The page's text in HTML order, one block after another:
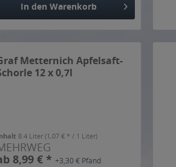
In den Warenkorb
Metternich Apfelsaft-
12 x 0,7l
8.4 Liter(1,07 € * / 1 Liter)
8,99 € *+3,30 € Pfand